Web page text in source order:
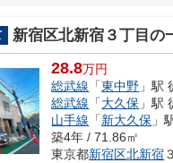
新宿区北新宿３丁目の
28.8万円
総武線 「東中野 」駅
総武線 「大久保 」駅
山手線 「新大久保 」
築4年 / 71.86㎡
東京都新宿区北新宿